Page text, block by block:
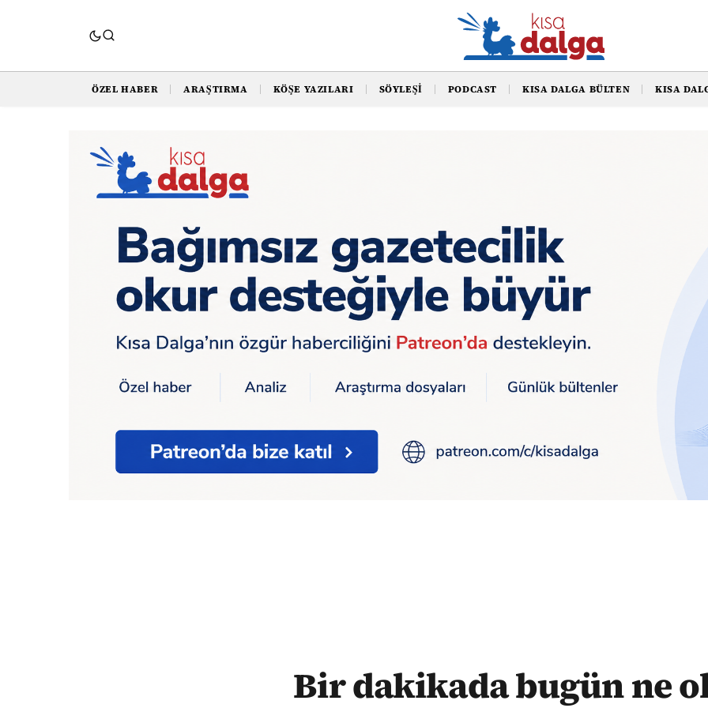
ÖZEL HABER ARAŞTIRMA KÖŞE YAZILARI SÖYLEŞI PODCAST KISA DALGA BÜLTEN KISA
Bir dakikada bugün ne